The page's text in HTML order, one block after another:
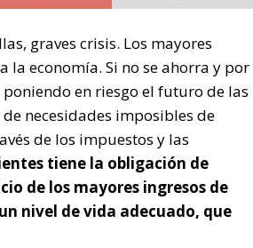
graves crisis. Los mayores
la economía. Si no se ahorra y por
en riesgo el futuro de las
necesidades imposibles de
de los impuestos y las
tiene la obligación de
de los mayores ingresos de
nivel de vida adecuado, que